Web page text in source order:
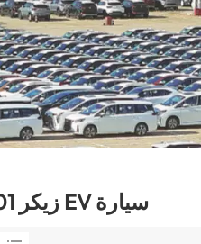
زيكر 001 EV سيارة